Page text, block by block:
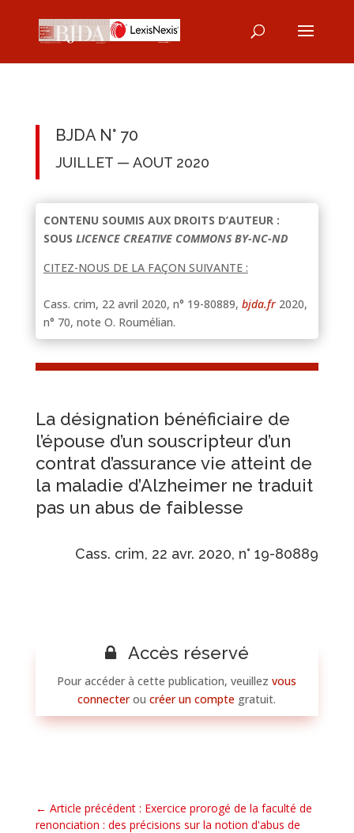
BJDA N° 70
JUILLET — AOUT 2020
CONTENU SOUMIS AUX DROITS D’AUTEUR :
SOUS LICENCE CREATIVE COMMONS BY-NC-ND
CITEZ-NOUS DE LA FAÇON SUIVANTE :
Cass. crim, 22 avril 2020, n° 19-80889, bjda.fr2020,
n° 70, note O. Roumélian.
La désignation bénéficiaire de
l’épouse d’un souscripteur d’un
contrat d’assurance vie atteint de
la maladie d’Alzheimer ne traduit
pas un abus de faiblesse
Cass. crim, 22 avr. 2020, n° 19-80889
Accès réservé
Pour accéder à cette publication, veuillezvous
connecteroucréer un compte gratuit.
← Article précédent : Exercice prorogé de la faculté de
renonciation : des précisions sur la notion d'abus de